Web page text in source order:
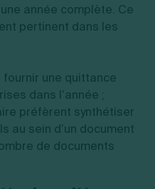
année complète. Ce
pertinent dans les
une quittance
dans l’année ;
préfèrent synthétiser
au sein d’un document
de documents